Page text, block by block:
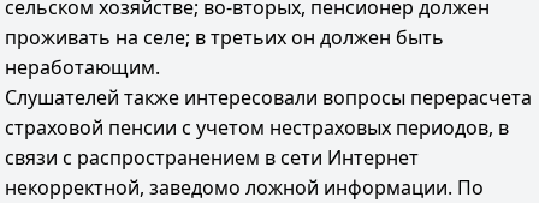
сельском хозяйстве; во-вторых, пенсионер должен
проживать на селе; в третьих он должен быть
неработающим.
Слушателей также интересовали вопросы перерасчета
страховой пенсии с учетом нестраховых периодов, в
связи с распространением в сети Интернет
некорректной, заведомо ложной информации. По